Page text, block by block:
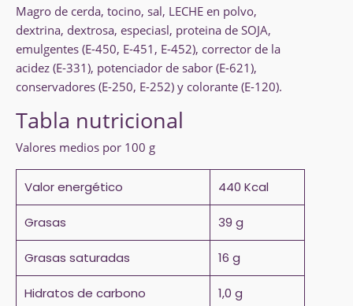
Magro de cerda, tocino, sal, LECHE en polvo,
dextrina, dextrosa, especiasl, proteina de SOJA,
emulgentes (E-450, E-451, E-452), corrector de la
acidez (E-331), potenciador de sabor (E-621),
conservadores (E-250, E-252) y colorante (E-120).
Tabla nutricional
Valores medios por 100 g
Valor energético 440 Kcal
Grasas 39 g
Grasas saturadas 16 g
Hidratos de carbono 1,0 g